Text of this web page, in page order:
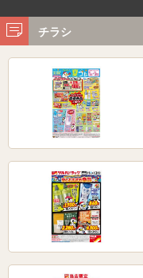
チラシ